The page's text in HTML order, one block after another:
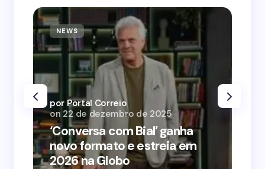
NEWS
‘Conversa com Bial’ ganha
novo formato e estreia em
2026 na Globo
por Portal Correio
on 22 de dezembro de 2025